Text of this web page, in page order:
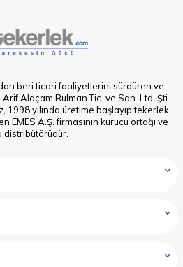
beri ticari faaliyetlerini sürdüren ve
Alaçam Rulman Tic. ve San. Ltd. Şti.
1998 yılında üretime başlayıp tekerlek
A.Ş. firmasının kurucu ortağı ve
distribütörüdür.